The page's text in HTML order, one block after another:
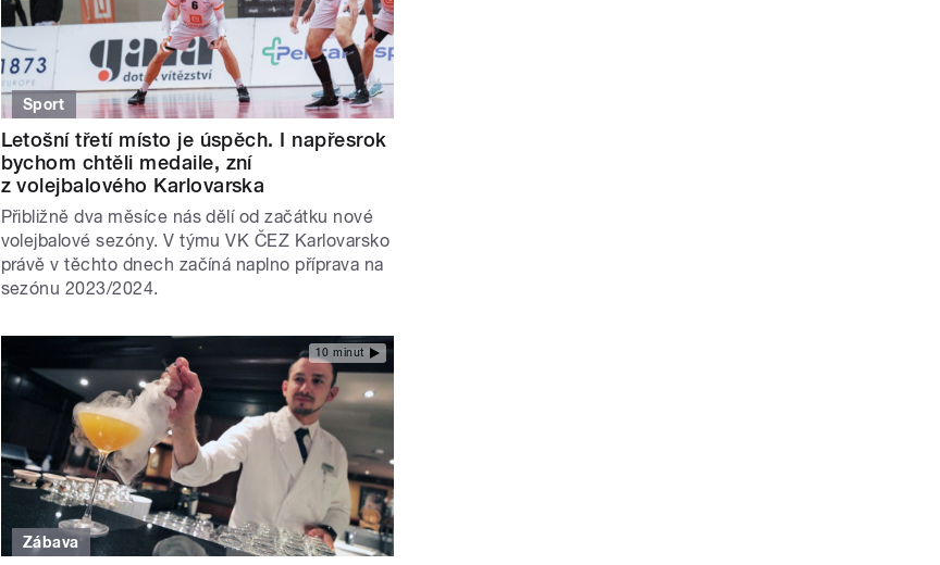
Sport
Letošní třetí místo je úspěch. I napřesrok
bychom chtěli medaile, zní
z volejbalového Karlovarska
Přibližně dva měsíce nás dělí od začátku nové
volejbalové sezóny. V týmu VK ČEZ Karlovarsko
právě v těchto dnech začíná naplno příprava na
sezónu 2023/2024.
10 minut
Zábava